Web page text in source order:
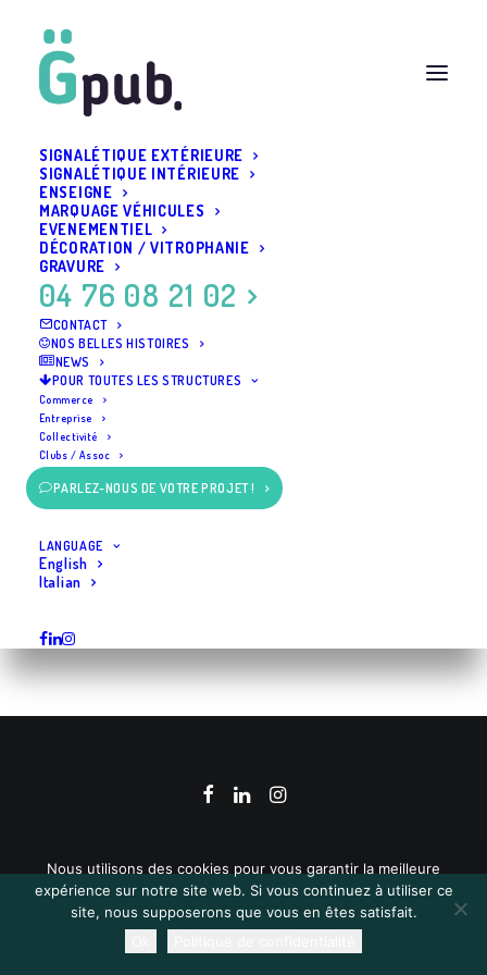
SIGNALÉTIQUE EXTÉRIEURE
SIGNALÉTIQUE INTÉRIEURE
ENSEIGNE
MARQUAGE VÉHICULES
EVENEMENTIEL
DÉCORATION / VITROPHANIE
GRAVURE
04 76 08 21 02
CONTACT
NOS BELLES HISTOIRES
NEWS
POUR TOUTES LES STRUCTURES
Commerce
Entreprise
Collectivité
Clubs / Assoc
PARLEZ-NOUS DE VOTRE PROJET !
LANGUAGE
English
Italian
Accueil Pub Grésivaudan - Slide accueil
Nous utilisons des cookies pour vous garantir la meilleure
expérience sur notre site web. Si vous continuez à utiliser ce
site, nous supposerons que vous en êtes satisfait.